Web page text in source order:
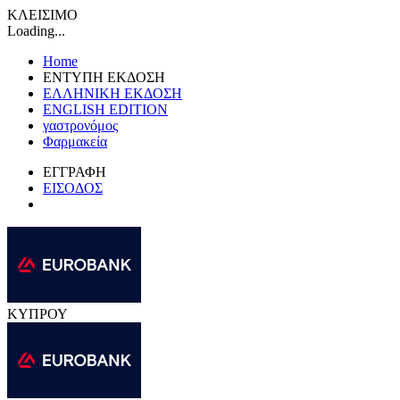
ΚΛΕΙΣΙΜΟ
Loading...
Home
ΕΝΤΥΠΗ ΕΚΔΟΣΗ
ΕΛΛΗΝΙΚΗ ΕΚΔΟΣΗ
ENGLISH EDITION
γαστρονόμος
Φαρμακεία
ΕΓΓΡΑΦΗ
ΕΙΣΟΔΟΣ
ΚΥΠΡΟΥ